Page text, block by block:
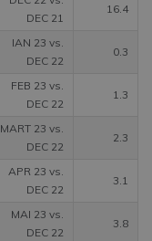
DEC 21
16.4
IAN 23 vs.
DEC 22
0.3
FEB 23 vs.
DEC 22
1.3
MART 23 vs.
DEC 22
2.3
APR 23 vs.
DEC 22
3.1
MAI 23 vs.
DEC 22
3.8